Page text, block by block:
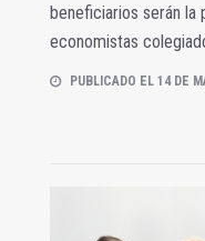
beneficiarios serán la
economistas
PUBLICADO EL 14 DE